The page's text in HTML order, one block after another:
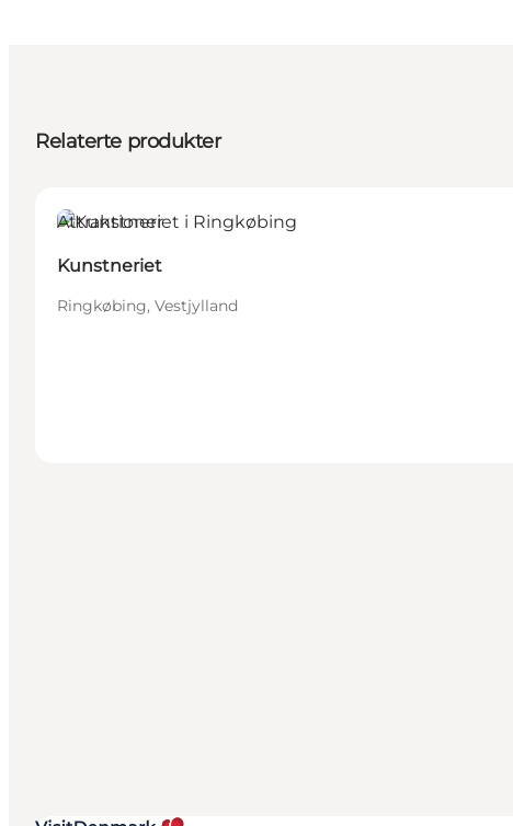
Relaterte produkter
Attraktioner
Kunstneriet
Ringkøbing, Vestjylland